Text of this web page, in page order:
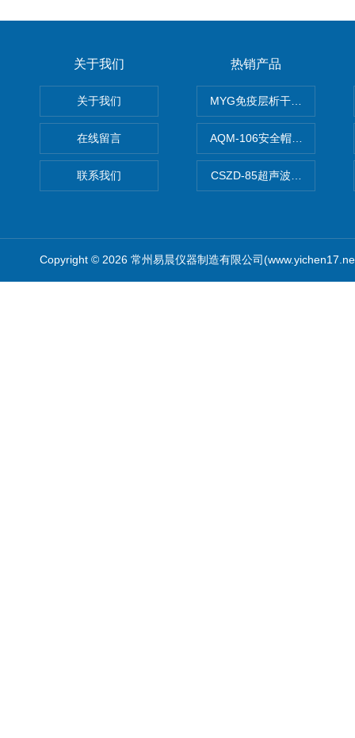
关于我们
关于我们
在线留言
联系我们
热销产品
MYG免疫层析干燥箱
AQM-106安全帽高温预处理
CSZD-85超声波清洗振荡器
Copyright © 2026 常州易晨仪器制造有限公司